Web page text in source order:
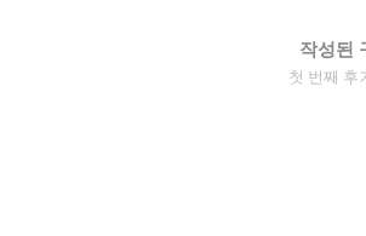
작성된
첫 번째 후